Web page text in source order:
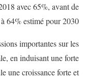
avec 65%, avant de
64% estimé pour 2030.
importantes sur les
en induisant une forte
une croissance forte et